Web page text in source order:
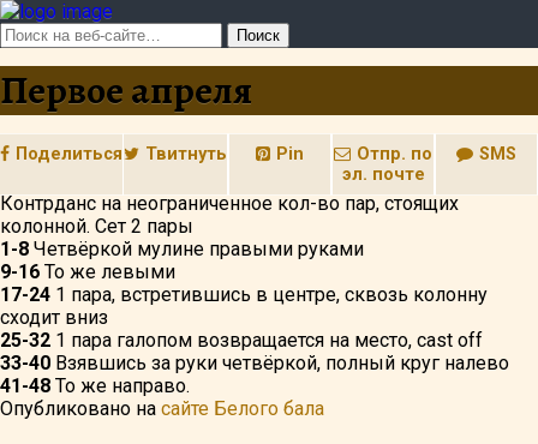
Первое апреля
Поделиться Твитнуть Pin
Отпр. по
эл. почте
SMS
Контрданс на неограниченное кол-во пар, стоящих
колонной. Сет 2 пары
1-8 Четвёркой мулине правыми руками
9-16 То же левыми
17-24 1 пара, встретившись в центре, сквозь колонну
сходит вниз
25-32 1 пара галопом возвращается на место, cast off
33-40 Взявшись за руки четвёркой, полный круг налево
41-48 То же направо.
Опубликовано на сайте Белого бала